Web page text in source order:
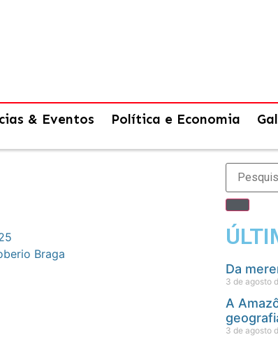
& Eventos Política e Economia
Braga
Da
3 de agosto
A
3 de agosto